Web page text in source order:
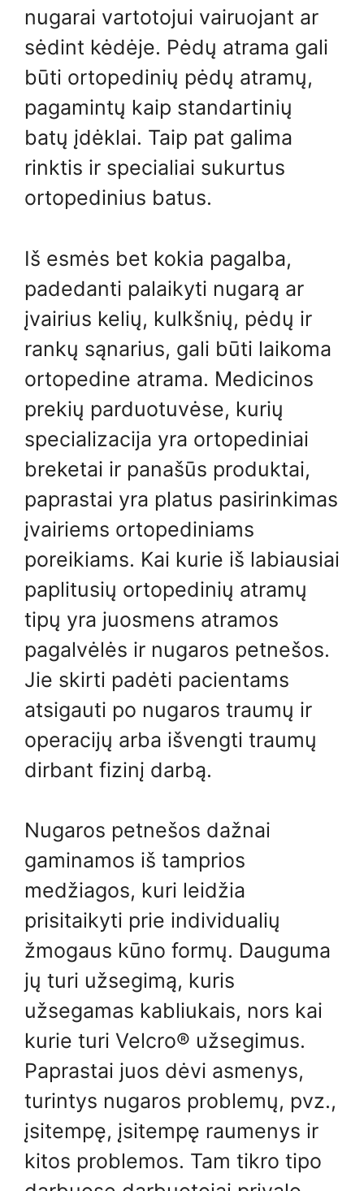
nugarai vartotojui vairuojant ar
sėdint kėdėje. Pėdų atrama gali
būti ortopedinių pėdų atramų,
pagamintų kaip standartinių
batų įdėklai. Taip pat galima
rinktis ir specialiai sukurtus
ortopedinius batus.
Iš esmės bet kokia pagalba,
padedanti palaikyti nugarą ar
įvairius kelių, kulkšnių, pėdų ir
rankų sąnarius, gali būti laikoma
ortopedine atrama. Medicinos
prekių parduotuvėse, kurių
specializacija yra ortopediniai
breketai ir panašūs produktai,
paprastai yra platus pasirinkimas
įvairiems ortopediniams
poreikiams. Kai kurie iš labiausiai
paplitusių ortopedinių atramų
tipų yra juosmens atramos
pagalvėlės ir nugaros petnešos.
Jie skirti padėti pacientams
atsigauti po nugaros traumų ir
operacijų arba išvengti traumų
dirbant fizinį darbą.
Nugaros petnešos dažnai
gaminamos iš tamprios
medžiagos, kuri leidžia
prisitaikyti prie individualių
žmogaus kūno formų. Dauguma
jų turi užsegimą, kuris
užsegamas kabliukais, nors kai
kurie turi Velcro® užsegimus.
Paprastai juos dėvi asmenys,
turintys nugaros problemų, pvz.,
įsitempę, įsitempę raumenys ir
kitos problemos. Tam tikro tipo